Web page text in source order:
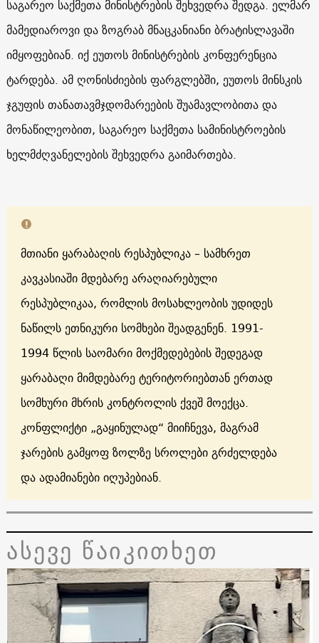
საგარეო საქმეთა მინისტრების შეხვედრა შედგა. ელმარ
მამედიაროვი და ზოგრაბ მნაცკანიანი ბრატისლავაში
იმყოფებიან. იქ ეუთოს მინისტრების კონფერენცია
ტარდება. ამ ღონისძიების ფარგლებში, ეუთოს მინსკის
ჯგუფის თანათავმჯდომარეების შუამავლობითა და
მონაწილეობით, საგარეო საქმეთა სამინისტროების
ხელმძღვანელების შეხვედრა გაიმართება.
მთიანი ყარაბაღის რესპუბლიკა – სამხრეთ
კავკასიაში მდებარე არაღიარებული
რესპუბლიკაა, რომლის მოსახლეობის უდიდეს
ნაწილს ეთნიკური სომხები შეადგენენ. 1991-
1994 წლის საომარი მოქმედებების შედეგად
ყარაბაღი მიმდებარე ტერიტორიებთან ერთად
სომხური მხრის კონტროლის ქვეშ მოექცა.
კონფლიქტი „გაყინულად“ მიიჩნევა, მაგრამ
ჯარების გამყოფ ზოლზე სროლები გრძელდება
და ადამიანები იღუპებიან.
ასევე წაიკითხეთ